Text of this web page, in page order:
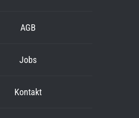
AGB
Jobs
Kontakt